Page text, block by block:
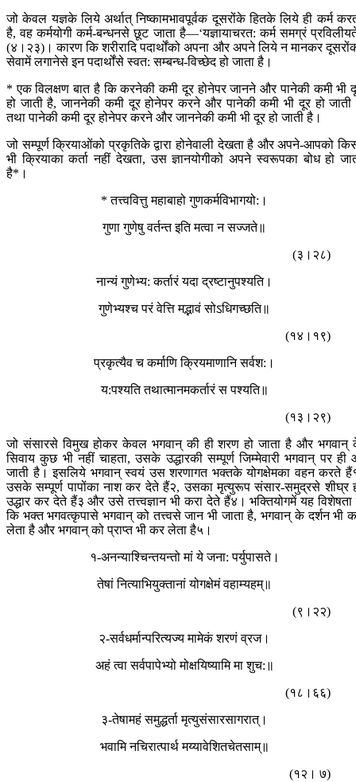
जो केवल यज्ञके लिये अर्थात् निष्कामभावपूर्वक दूसरोंके हितके लिये ही कर्म
है, वह कर्मयोगी कर्म-बन्धनसे छूट जाता है—‘यज्ञायाचरत: कर्म समग्रं
(४।२३)। कारण कि शरीरादि पदार्थोंको अपना और अपने लिये न मानकर
सेवामें लगानेसे इन पदार्थोंसे स्वत: सम्बन्ध-विच्छेद हो जाता है।
* एक विलक्षण बात है कि करनेकी कमी दूर होनेपर जानने और पानेकी कमी भी
हो जाती है, जाननेकी कमी दूर होनेपर करने और पानेकी कमी भी दूर हो जाती
तथा पानेकी कमी दूर होनेपर करने और जाननेकी कमी भी दूर हो जाती है।
जो सम्पूर्ण क्रियाओंको प्रकृतिके द्वारा होनेवाली देखता है और अपने-आपको
भी क्रियाका कर्ता नहीं देखता, उस ज्ञानयोगीको अपने स्वरूपका बोध हो
है*।
* तत्त्ववित्तु महाबाहो गुणकर्मविभागयो:।
गुणा गुणेषु वर्तन्त इति मत्वा न सज्जते॥
(३।२८)
नान्यं गुणेभ्य: कर्तारं यदा द्रष्टानुपश्यति।
गुणेभ्यश्च परं वेत्ति मद्भावं सोऽधिगच्छति॥
(१४।१९)
प्रकृत्यैव च कर्माणि क्रियमाणानि सर्वश:।
य:पश्यति तथात्मानमकर्तारं स पश्यति॥
(१३।२९)
जो संसारसे विमुख होकर केवल भगवान् की ही शरण हो जाता है और भगवान्
सिवाय कुछ भी नहीं चाहता, उसके उद्धारकी सम्पूर्ण जिम्मेवारी भगवान् पर ही
जाती है। इसलिये भगवान् स्वयं उस शरणागत भक्तके योगक्षेमका वहन करते
उसके सम्पूर्ण पापोंका नाश कर देते हैं२, उसका मृत्युरूप संसार-समुद्रसे शीघ्र
उद्धार कर देते हैं३ और उसे तत्त्वज्ञान भी करा देते हैं४। भक्तियोगमें यह विशेषता
कि भक्त भगवत्कृपासे भगवान् को तत्त्वसे जान भी जाता है, भगवान् के दर्शन भी
लेता है और भगवान् को प्राप्त भी कर लेता है५।
१-अनन्याश्चिन्तयन्तो मां ये जना: पर्युपासते।
तेषां नित्याभियुक्तानां योगक्षेमं वहाम्यहम्॥
(९।२२)
२-सर्वधर्मान्परित्यज्य मामेकं शरणं व्रज।
अहं त्वा सर्वपापेभ्यो मोक्षयिष्यामि मा शुच:॥
(१८।६६)
३-तेषामहं समुद्धर्ता मृत्युसंसारसागरात्।
भवामि नचिरात्पार्थ मय्यावेशितचेतसाम्॥
(१२। ७)